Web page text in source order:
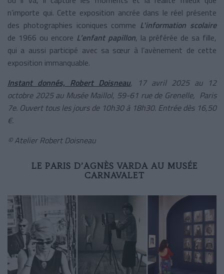
n’importe qui. Cette exposition ancrée dans le réel présente
des photographies iconiques comme L'information scolaire
de 1966 ou encore L’enfant papillon, la préférée de sa fille,
qui a aussi participé avec sa sœur à l’avènement de cette
exposition immanquable.
Instant donnés, Robert Doisneau, 17 avril 2025 au 12
octobre 2025 au Musée Maillol, 59-61 rue de Grenelle, Paris
7e. Ouvert tous les jours de 10h30 à 18h30. Entrée dès 16,50
€.
© Atelier Robert Doisneau
LE PARIS D’AGNÈS VARDA AU MUSÉE
CARNAVALET